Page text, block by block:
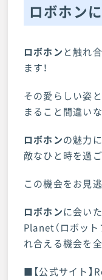
ロボホン
ロボホンと触れ
ます！
その愛らしい姿
まること間違いな
ロボホンの魅力
敵なひと時を過
この機会をお見逃
ロボホンに会い
Planet（ロボット
れ合える機会を
■【公式サイト】